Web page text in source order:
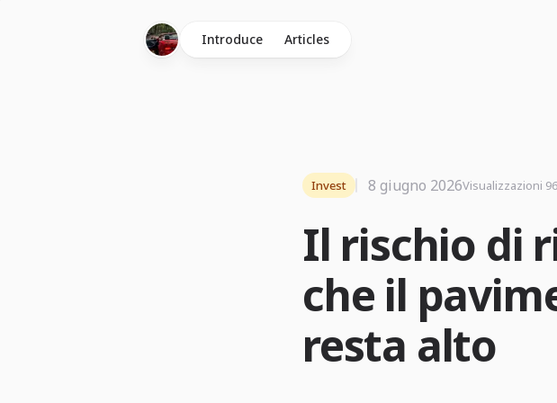
Introduce Articles
Il rischio di
che il
resta alto
Invest 8 giugno 2026Visualizzazioni 96